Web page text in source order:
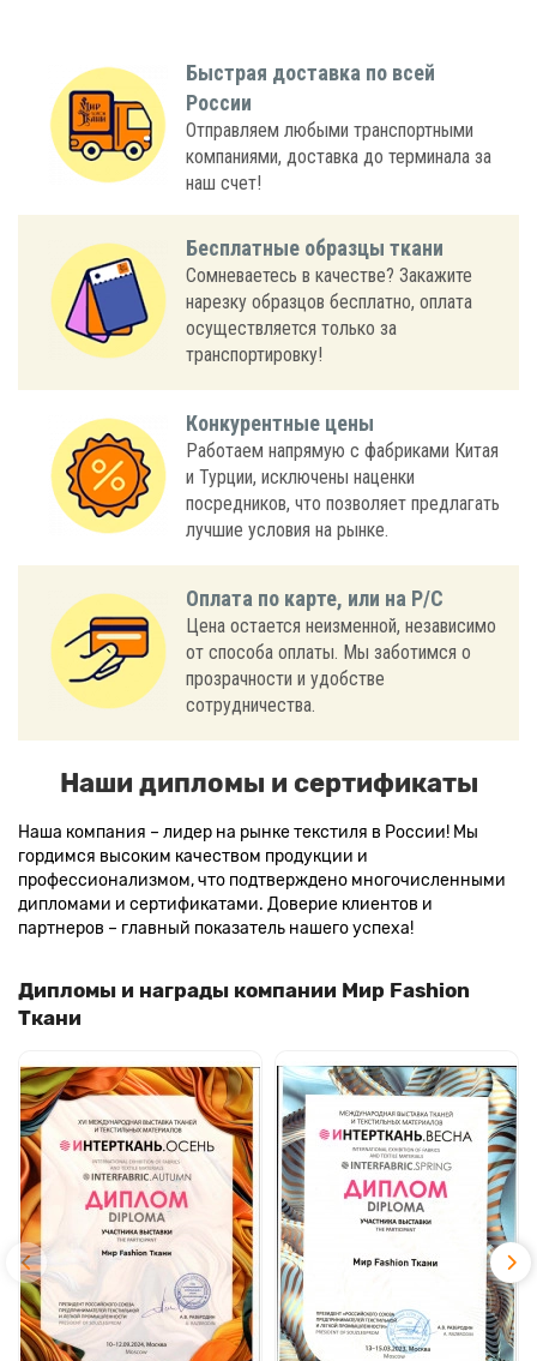
Быстрая доставка по всей
России
Отправляем любыми транспортными
компаниями, доставка до терминала за
наш счет!
Бесплатные образцы ткани
Сомневаетесь в качестве? Закажите
нарезку образцов бесплатно, оплата
осуществляется только за
транспортировку!
Конкурентные цены
Работаем напрямую с фабриками Китая
и Турции, исключены наценки
посредников, что позволяет предлагать
лучшие условия на рынке.
Оплата по карте, или на Р/С
Цена остается неизменной, независимо
от способа оплаты. Мы заботимся о
прозрачности и удобстве
сотрудничества.
Наши дипломы и сертификаты
Наша компания – лидер на рынке текстиля в России! Мы
гордимся высоким качеством продукции и
профессионализмом, что подтверждено многочисленными
дипломами и сертификатами. Доверие клиентов и
партнеров – главный показатель нашего успеха!
Дипломы и награды компании Мир Fashion
Ткани